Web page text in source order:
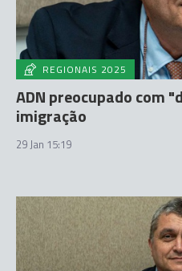
REGIONAIS 2025
ADN preocupado com
imigração
29 Jan 15:19